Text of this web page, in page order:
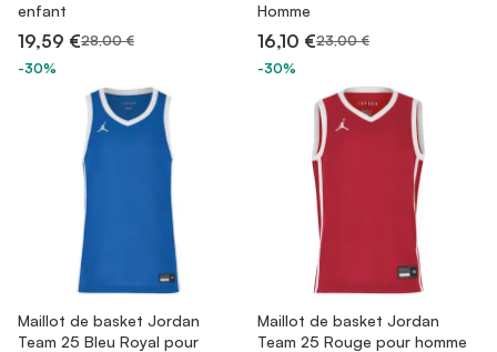
enfant
19,59 €28,00 €
-30%
Homme
16,10 €23,00 €
-30%
Maillot de basket Jordan
Team 25 Bleu Royal pour
Maillot de basket Jordan
Team 25 Rouge pour homme